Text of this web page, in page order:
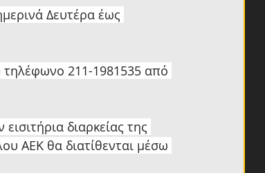
Δευτέρα έως
τηλέφωνο 211-1981535 από
διαρκείας της
ΑΕΚ θα διατίθενται μέσω